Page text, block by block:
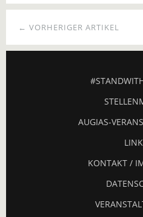
← VORHERIGER ARTIKEL
AUGIAS-
KONTAKT /